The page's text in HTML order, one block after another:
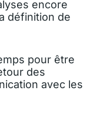
encore
définition de
pour être
des
avec les